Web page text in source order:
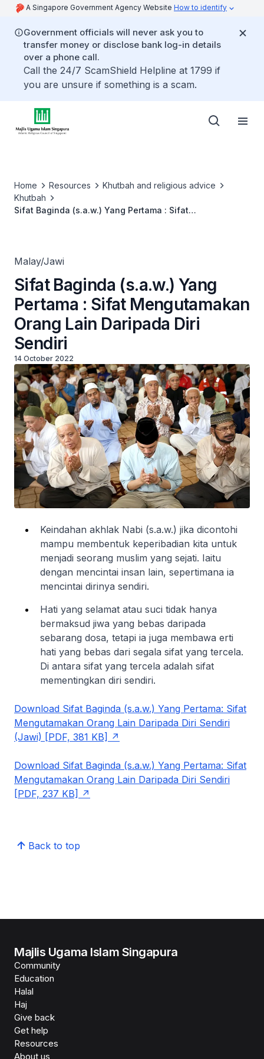
A Singapore Government Agency Website How to identify
Government officials will never ask you to
transfer money or disclose bank log-in details
over a phone call.
Call the 24/7 ScamShield Helpline at 1799 if
you are unsure if something is a scam.
Home Resources
Khutbah and religious advice
Khutbah
Sifat Baginda (s.a.w.) Yang Pertama : Sifat
Malay/Jawi
Sifat Baginda (s.a.w.) Yang
Pertama : Sifat Mengutamakan
Orang Lain Daripada Diri
Sendiri
14 October 2022
Keindahan akhlak Nabi (s.a.w.) jika dicontohi
mampu membentuk keperibadian kita untuk
menjadi seorang muslim yang sejati. Iaitu
dengan mencintai insan lain, sepertimana ia
mencintai dirinya sendiri.
Hati yang selamat atau suci tidak hanya
bermaksud jiwa yang bebas daripada
sebarang dosa, tetapi ia juga membawa erti
hati yang bebas dari segala sifat yang tercela.
Di antara sifat yang tercela adalah sifat
mementingkan diri sendiri.
Download Sifat Baginda (s.a.w.) Yang Pertama: Sifat
Mengutamakan Orang Lain Daripada Diri Sendiri
(Jawi) [PDF, 381 KB]
Download Sifat Baginda (s.a.w.) Yang Pertama: Sifat
Mengutamakan Orang Lain Daripada Diri Sendiri
[PDF, 237 KB]
Back to top
Majlis Ugama Islam Singapura
Community
Education
Halal
Haj
Give back
Get help
Resources
About us